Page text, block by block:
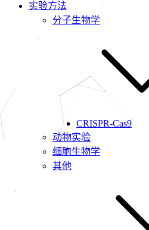
实验方法
分子生物学
CRISPR-Cas9
动物实验
细胞生物学
其他